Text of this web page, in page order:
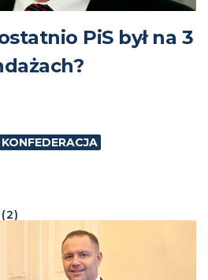
PiS był na 3
KONFEDERACJA
2)